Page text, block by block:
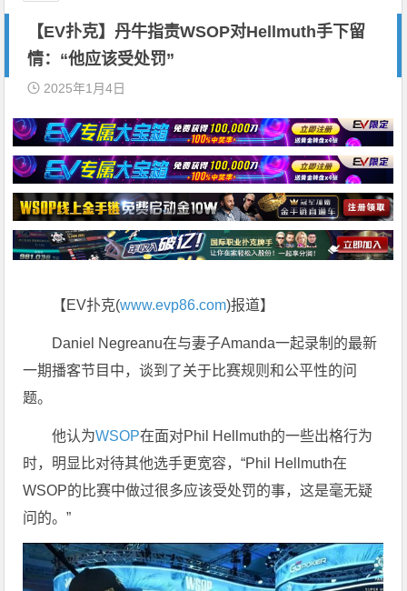
【EV扑克】丹牛指责WSOP对Hellmuth手下留
情：“他应该受处罚”
2025年1月4日
【EV扑克(www.evp86.com)报道】
Daniel Negreanu在与妻子Amanda一起录制的最新
一期播客节目中，谈到了关于比赛规则和公平性的问
题。
他认为WSOP在面对Phil Hellmuth的一些出格行为
时，明显比对待其他选手更宽容，“Phil Hellmuth在
WSOP的比赛中做过很多应该受处罚的事，这是毫无疑
问的。”